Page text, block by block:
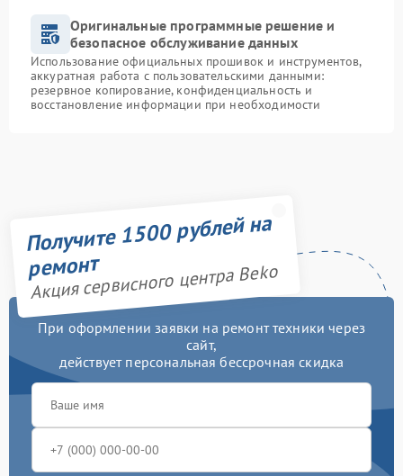
Оригинальные программные решение и
безопасное обслуживание данных
Использование официальных прошивок и инструментов,
аккуратная работа с пользовательскими данными:
резервное копирование, конфиденциальность и
восстановление информации при необходимости
Получите 1500 рублей на
ремонт
Акция сервисного центра Beko
При оформлении заявки на ремонт техники через
сайт,
действует персональная бессрочная скидка